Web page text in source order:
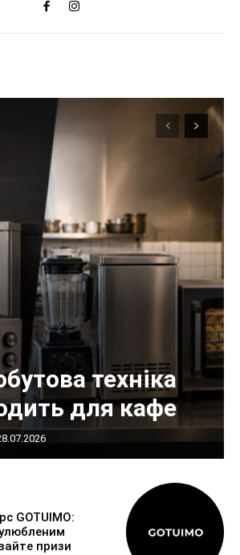
техніка
для кафе
GOTUIMO:
улюбленим
призи